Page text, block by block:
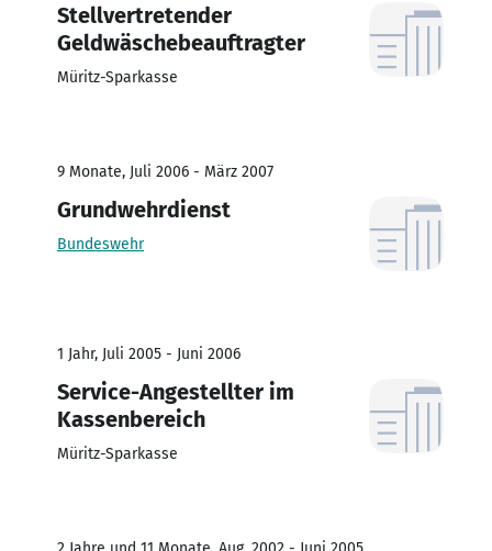
Stellvertretender
Geldwäschebeauftragter
Müritz-Sparkasse
9 Monate, Juli 2006 - März 2007
Grundwehrdienst
Bundeswehr
1 Jahr, Juli 2005 - Juni 2006
Service-Angestellter im
Kassenbereich
Müritz-Sparkasse